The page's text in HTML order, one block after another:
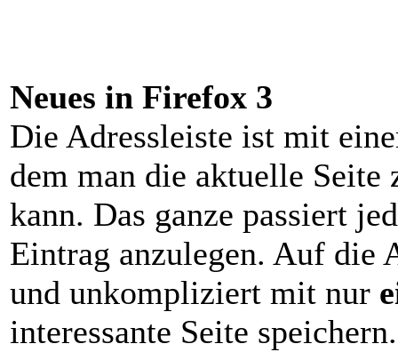
Neues in Firefox 3
Die Adressleiste ist mit
dem man die aktuelle
kann. Das ganze passiert
Eintrag anzulegen. Auf die
und unkompliziert mit nur
interessante Seite speichern.